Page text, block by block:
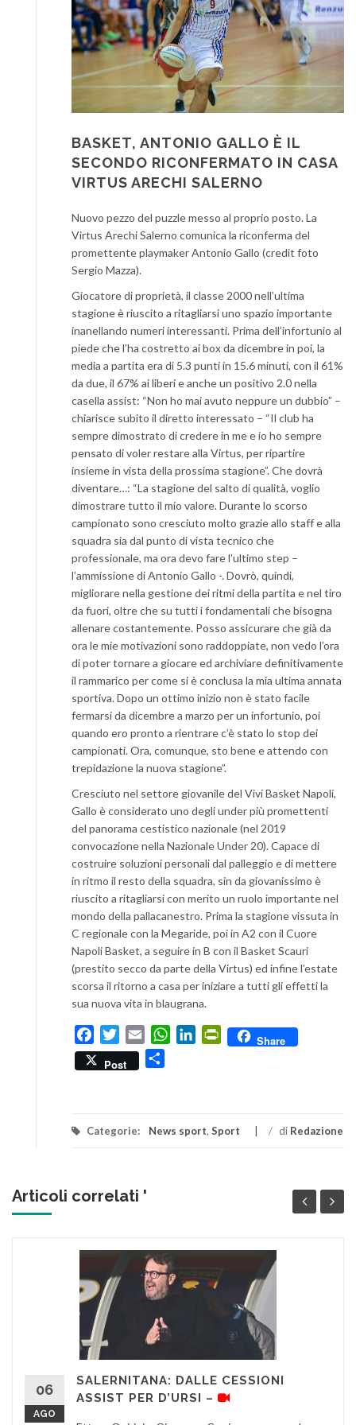
BASKET, ANTONIO GALLO È IL
SECONDO RICONFERMATO IN CASA
VIRTUS ARECHI SALERNO
Nuovo pezzo del puzzle messo al proprio posto. La
Virtus Arechi Salerno comunica la riconferma del
promettente playmaker Antonio Gallo (credit foto
Sergio Mazza).
Giocatore di proprietà, il classe 2000 nell’ultima
stagione è riuscito a ritagliarsi uno spazio importante
inanellando numeri interessanti. Prima dell’infortunio al
piede che l’ha costretto ai box da dicembre in poi, la
media a partita era di 5.3 punti in 15.6 minuti, con il 61%
da due, il 67% ai liberi e anche un positivo 2.0 nella
casella assist: “Non ho mai avuto neppure un dubbio” –
chiarisce subito il diretto interessato – “Il club ha
sempre dimostrato di credere in me e io ho sempre
pensato di voler restare alla Virtus, per ripartire
insieme in vista della prossima stagione”. Che dovrà
diventare…: “La stagione del salto di qualità, voglio
dimostrare tutto il mio valore. Durante lo scorso
campionato sono cresciuto molto grazie allo staff e alla
squadra sia dal punto di vista tecnico che
professionale, ma ora devo fare l’ultimo step –
l’ammissione di Antonio Gallo -. Dovrò, quindi,
migliorare nella gestione dei ritmi della partita e nel tiro
da fuori, oltre che su tutti i fondamentali che bisogna
allenare costantemente. Posso assicurare che già da
ora le mie motivazioni sono raddoppiate, non vedo l’ora
di poter tornare a giocare ed archiviare definitivamente
il rammarico per come si è conclusa la mia ultima annata
sportiva. Dopo un ottimo inizio non è stato facile
fermarsi da dicembre a marzo per un infortunio, poi
quando ero pronto a rientrare c’è stato lo stop dei
campionati. Ora, comunque, sto bene e attendo con
trepidazione la nuova stagione”.
Cresciuto nel settore giovanile del Vivi Basket Napoli,
Gallo è considerato uno degli under più promettenti
del panorama cestistico nazionale (nel 2019
convocazione nella Nazionale Under 20). Capace di
costruire soluzioni personali dal palleggio e di mettere
in ritmo il resto della squadra, sin da giovanissimo è
riuscito a ritagliarsi con merito un ruolo importante nel
mondo della pallacanestro. Prima la stagione vissuta in
C regionale con la Megaride, poi in A2 con il Cuore
Napoli Basket, a seguire in B con il Basket Scauri
(prestito secco da parte della Virtus) ed infine l’estate
scorsa il ritorno a casa per iniziare a tutti gli effetti la
sua nuova vita in blaugrana.
FacebookTwitterEmail WhatsApp
LinkedInPrintFriendly
Share
Post
Categorie: News sport, Sport / di Redazione
Articoli correlati '
06
AGO
SALERNITANA: DALLE CESSIONI
ASSIST PER D’URSI –